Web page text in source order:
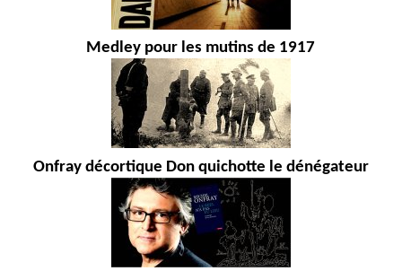
Medley pour les mutins de 1917
Onfray décortique Don quichotte le dénégateur